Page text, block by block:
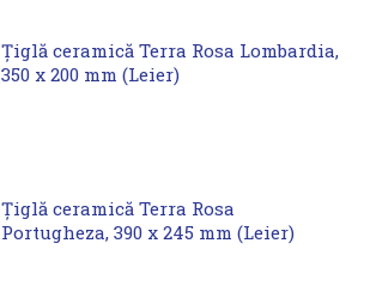
Țiglă ceramică Terra Rosa Lombardia,
350 x 200 mm (Leier)
Țiglă ceramică Terra Rosa
Portugheza, 390 x 245 mm (Leier)